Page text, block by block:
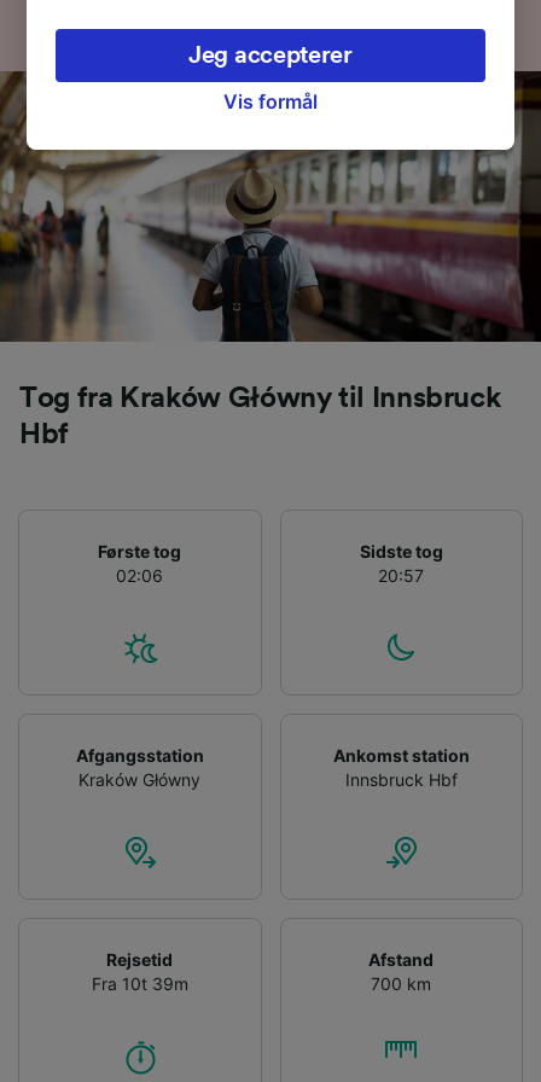
Tog fra Kraków Główny til Innsbruck
Hbf
Første tog
02:06
Sidste tog
20:57
Afgangsstation
Kraków Główny
Ankomst station
Innsbruck Hbf
Rejsetid
Fra 10t 39m
Afstand
700 km
herunder din ret til at gøre indsigelse, hvor
legitim interesse bruges, eller når som helst på
siden om privatlivspolitik. Disse valg
browsingdata. Dine data vil ikke blive brugt til
sporingsformål, hvis du har bedt os om ikke at
spore dig.
Vi og vores partnere behandler data for at
Bruge præcise geografiske
placeringsoplysninger. Aktivt scanne
Opbevare og/eller tilgå oplysninger på en
enhed. Tilpasset annoncering og indhold,
annoncerings- og indholdsmåling,
Vis formål
Jeg accepterer